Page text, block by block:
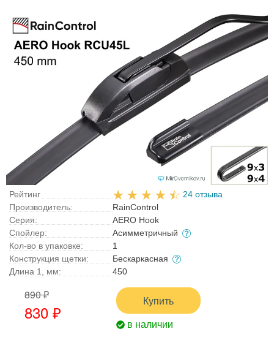
Рейтинг
24 отзыва
Производитель:
RainControl
Серия:
AERO Hook
Спойлер:
Асимметричный
Кол-во в упаковке:
1
Конструкция щетки:
Бескаркасная
Длина 1, мм:
450
890 ₽
830 ₽
Купить
в наличии